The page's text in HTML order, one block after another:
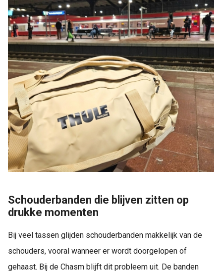
Schouderbanden die blijven zitten op
drukke momenten
Bij veel tassen glijden schouderbanden makkelijk van de
schouders, vooral wanneer er wordt doorgelopen of
gehaast. Bij de Chasm blijft dit probleem uit. De banden